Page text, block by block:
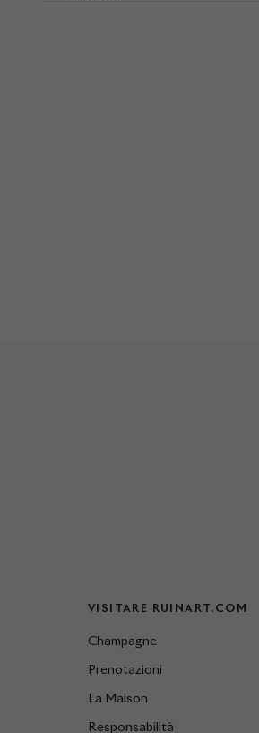
VISITARE RUINART.COM
Champagne
Prenotazioni
La Maison
Responsabilità